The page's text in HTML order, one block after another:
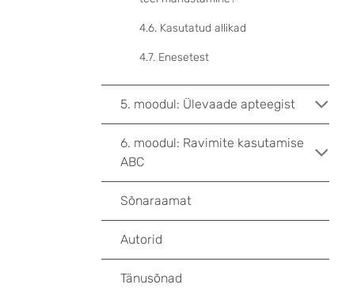
4.6. Kasutatud allikad
4.7. Enesetest
5. moodul: Ülevaade apteegist
6. moodul: Ravimite kasutamise
ABC
Sõnaraamat
Autorid
Tänusõnad